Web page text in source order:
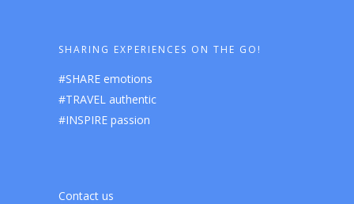
SHARING EXPERIENCES ON THE GO!
#SHARE emotions
#TRAVEL authentic
#INSPIRE passion
Contact us